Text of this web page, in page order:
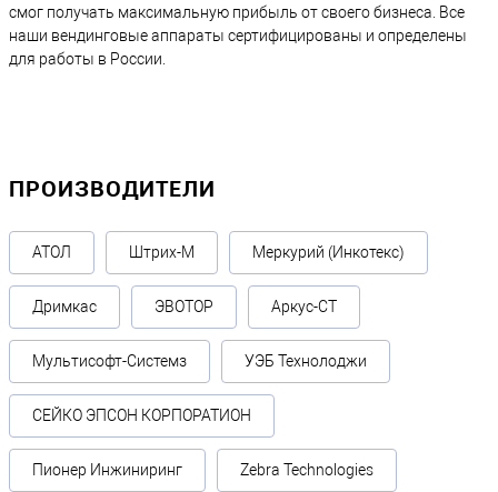
смог получать максимальную прибыль от своего бизнеса. Все
наши вендинговые аппараты сертифицированы и определены
для работы в России.
ПРОИЗВОДИТЕЛИ
АТОЛ Штрих-М Меркурий (Инкотекс)
Дримкас ЭВОТОР Аркус-СТ
Мультисофт-Системз УЭБ Технолоджи
СЕЙКО ЭПСОН КОРПОРАТИОН
Пионер Инжиниринг Zebra Technologies